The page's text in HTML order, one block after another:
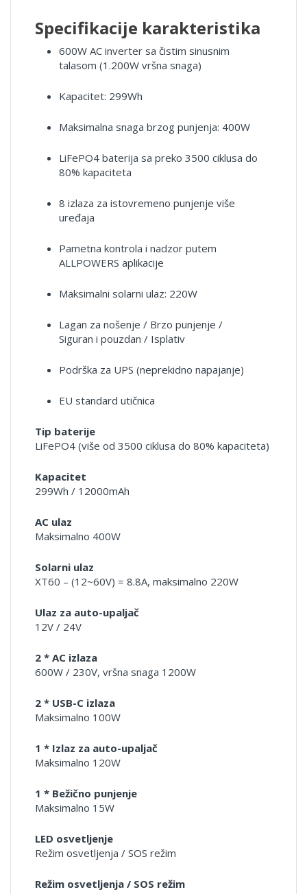
Specifikacije karakteristika
600W AC inverter sa čistim sinusnim
talasom (1.200W vršna snaga)
Kapacitet: 299Wh
Maksimalna snaga brzog punjenja: 400W
LiFePO4 baterija sa preko 3500 ciklusa do
80% kapaciteta
8 izlaza za istovremeno punjenje više
uređaja
Pametna kontrola i nadzor putem
ALLPOWERS aplikacije
Maksimalni solarni ulaz: 220W
Lagan za nošenje / Brzo punjenje /
Siguran i pouzdan / Isplativ
Podrška za UPS (neprekidno napajanje)
EU standard utičnica
Tip baterije
LiFePO4 (više od 3500 ciklusa do 80% kapaciteta)
Kapacitet
299Wh / 12000mAh
AC ulaz
Maksimalno 400W
Solarni ulaz
XT60 – (12~60V) = 8.8A, maksimalno 220W
Ulaz za auto-upaljač
12V / 24V
2 * AC izlaza
600W / 230V, vršna snaga 1200W
2 * USB-C izlaza
Maksimalno 100W
1 * Izlaz za auto-upaljač
Maksimalno 120W
1 * Bežično punjenje
Maksimalno 15W
LED osvetljenje
Režim osvetljenja / SOS režim
Režim osvetljenja / SOS režim